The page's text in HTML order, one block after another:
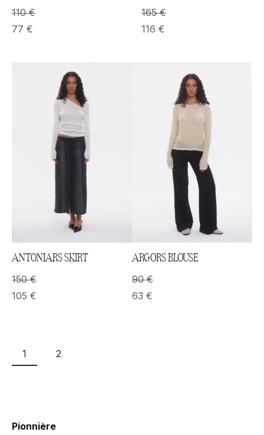
110€
77 €
165€
116 €
ANTONIARS SKIRT
150€
105 €
ARGORS BLOUSE
90€
63 €
1 2
Pionnière